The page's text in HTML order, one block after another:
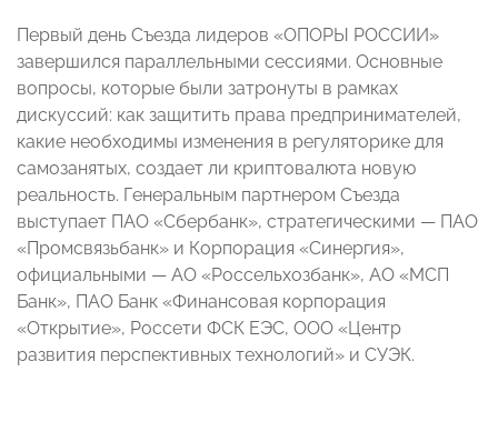
Первый день Съезда лидеров «ОПОРЫ РОССИИ»
завершился параллельными сессиями. Основные
вопросы, которые были затронуты в рамках
дискуссий: как защитить права предпринимателей,
какие необходимы изменения в регуляторике для
самозанятых, создает ли криптовалюта новую
реальность. Генеральным партнером Съезда
выступает ПАО «Сбербанк», стратегическими — ПАО
«Промсвязьбанк» и Корпорация «Синергия»,
официальными — АО «Россельхозбанк», АО «МСП
Банк», ПАО Банк «Финансовая корпорация
«Открытие», Россети ФСК ЕЭС, ООО «Центр
развития перспективных технологий» и СУЭК.